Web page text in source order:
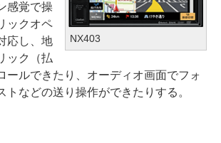
NX403
感覚で操
ックオペ
応し、地
ック（払
ールできたり、オーディオ画面でフォ
トなどの送り操作ができたりする。